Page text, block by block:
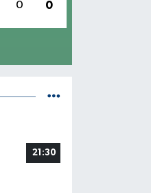
0 0
21:30